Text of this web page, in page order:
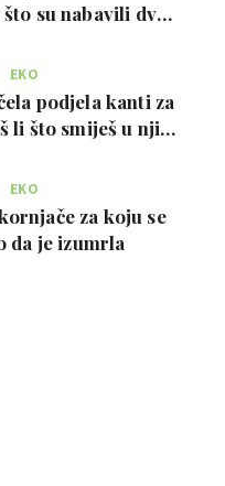
su nabavili dva
EKO
podjela kanti za
li što smiješ u njih
EKO
za koju se
da je izumrla